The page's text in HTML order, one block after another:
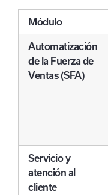
Módulo
Automatización
de la Fuerza de
Ventas (SFA)
Servicio y
atención al
cliente